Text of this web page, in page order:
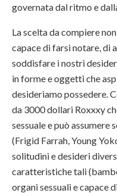
governata dal ritmo e
La scelta da compiere
capace di farsi notare, di
soddisfare i nostri
in forme e oggetti che
desideriamo possedere.
da 3000 dollari Roxxxy
sessuale e può
(Frigid Farrah, Young
solitudini e desideri
caratteristiche tali
organi sessuali e capace